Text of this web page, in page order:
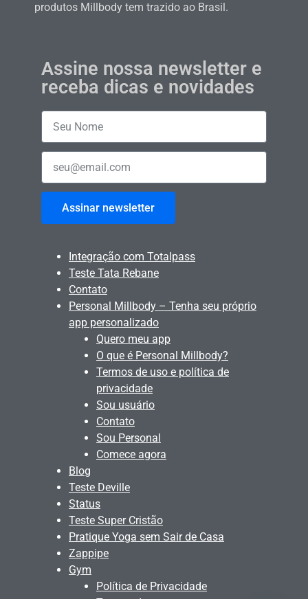
produtos Millbody tem trazido ao Brasil.
Assine nossa newsletter e
receba dicas e novidades
Assinar newsletter
Integração com Totalpass
Teste Tata Rebane
Contato
Personal Millbody – Tenha seu próprio
app personalizado
Quero meu app
O que é Personal Millbody?
Termos de uso e política de
privacidade
Sou usuário
Contato
Sou Personal
Comece agora
Blog
Teste Deville
Status
Teste Super Cristão
Pratique Yoga sem Sair de Casa
Zappipe
Gym
Política de Privacidade